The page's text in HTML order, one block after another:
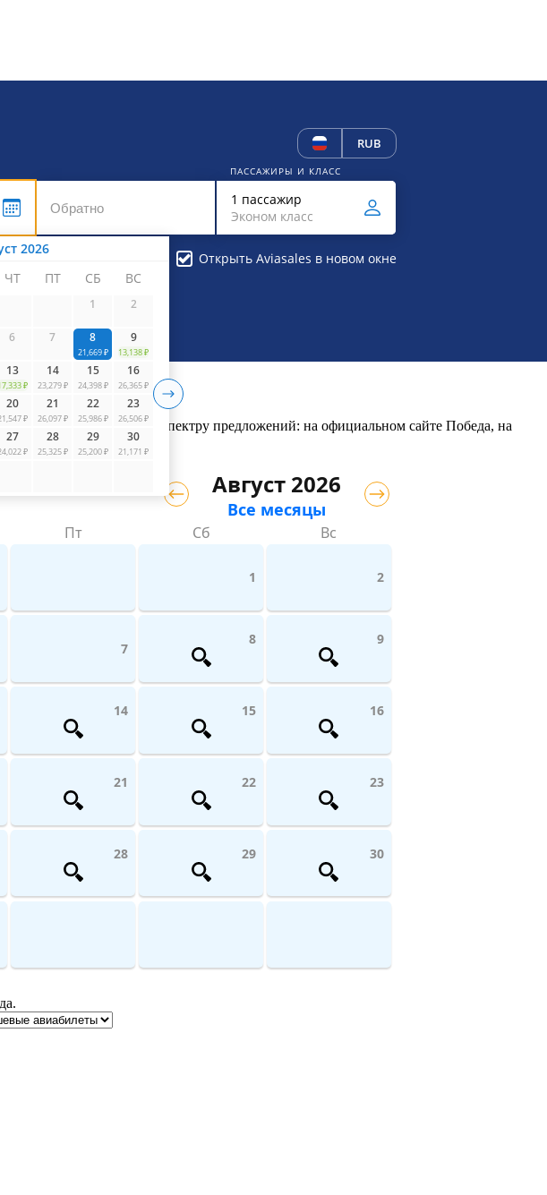
RUB
2026
ЧТ ПТ СБ ВС
1 2
6 7 8
21,669 ₽
9
13,138 ₽
13
₽
14
23,279 ₽
15
24,398 ₽
16
26,365 ₽
20
₽
21
26,097 ₽
22
25,986 ₽
23
26,506 ₽
27
₽
28
25,325 ₽
29
25,200 ₽
30
21,171 ₽
ПАССАЖИРЫ И КЛАСС
1 пассажир
Эконом класс
Открыть Aviasales в новом окне
на рейсы по всему спектру предложений: на официальном сайте Победа, на
Август 2026
Все месяцы
Пт Сб Вс
1 2
7
8 9
14 15 16
21 22 23
28 29 30